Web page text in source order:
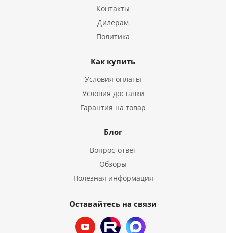
Контакты
Дилерам
Политика
Как купить
Условия оплаты
Условия доставки
Гарантия на товар
Блог
Вопрос-ответ
Обзоры
Полезная информация
Оставайтесь на связи